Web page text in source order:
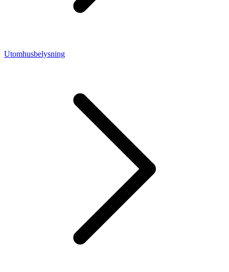
Utomhusbelysning